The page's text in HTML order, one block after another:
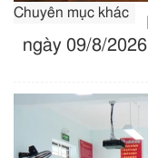
Chuyên mục khác
ngày 09/8/2026